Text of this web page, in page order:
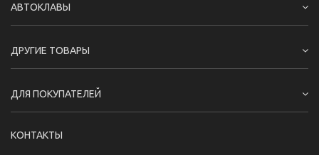
АВТОКЛАВЫ
ДРУГИЕ ТОВАРЫ
ДЛЯ ПОКУПАТЕЛЕЙ
КОНТАКТЫ